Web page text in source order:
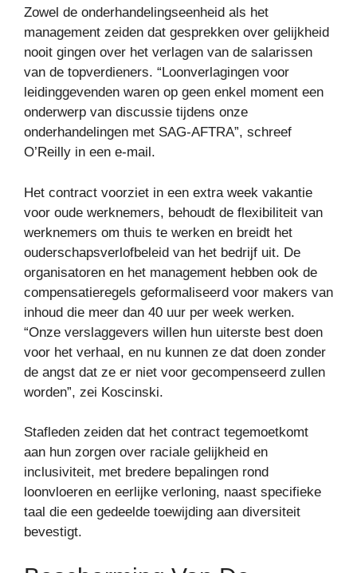
Zowel de onderhandelingseenheid als het
management zeiden dat gesprekken over gelijkheid
nooit gingen over het verlagen van de salarissen
van de topverdieners. “Loonverlagingen voor
leidinggevenden waren op geen enkel moment een
onderwerp van discussie tijdens onze
onderhandelingen met SAG-AFTRA”, schreef
O’Reilly in een e-mail.
Het contract voorziet in een extra week vakantie
voor oude werknemers, behoudt de flexibiliteit van
werknemers om thuis te werken en breidt het
ouderschapsverlofbeleid van het bedrijf uit. De
organisatoren en het management hebben ook de
compensatieregels geformaliseerd voor makers van
inhoud die meer dan 40 uur per week werken.
“Onze verslaggevers willen hun uiterste best doen
voor het verhaal, en nu kunnen ze dat doen zonder
de angst dat ze er niet voor gecompenseerd zullen
worden”, zei Koscinski.
Stafleden zeiden dat het contract tegemoetkomt
aan hun zorgen over raciale gelijkheid en
inclusiviteit, met bredere bepalingen rond
loonvloeren en eerlijke verloning, naast specifieke
taal die een gedeelde toewijding aan diversiteit
bevestigt.